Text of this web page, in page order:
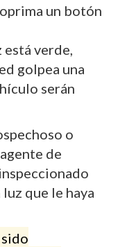
un botón
verde,
golpea una
serán
o
de
que le haya